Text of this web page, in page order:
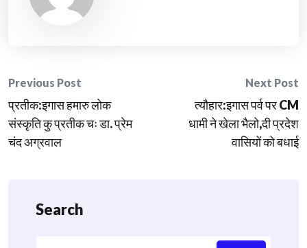
Post
navigation
Previous Post
प्रतीक:इगास हमारु लोक
संस्कृति कु प्रतीक चः डा. प्रेम
चंद अग्रवाल
Next Post
त्यौहार:इगास पर्व पर CM
धामी ने खेला भैलो,दी प्रदेश
वासियों को बधाई
Search